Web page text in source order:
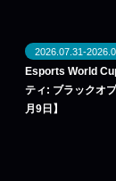
2026.07.31-
Esports World
ティ: ブラックオ
月9日】